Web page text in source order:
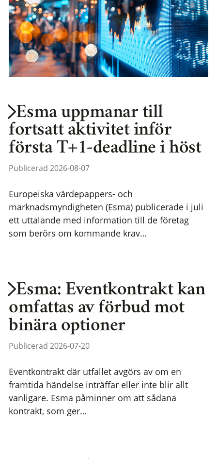
Esma uppmanar till
fortsatt aktivitet inför
första T+1-deadline i höst
Publicerad 2026-08-07
Europeiska värdepappers- och
marknadsmyndigheten (Esma) publicerade i juli
ett uttalande med information till de företag
som berörs om kommande krav…
Esma: Eventkontrakt kan
omfattas av förbud mot
binära optioner
Publicerad 2026-07-20
Eventkontrakt där utfallet avgörs av om en
framtida händelse inträffar eller inte blir allt
vanligare. Esma påminner om att sådana
kontrakt, som ger…